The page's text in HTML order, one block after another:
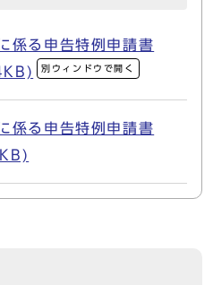
係る申告特例申請書
別ウィンドウで開く
係る申告特例申請書